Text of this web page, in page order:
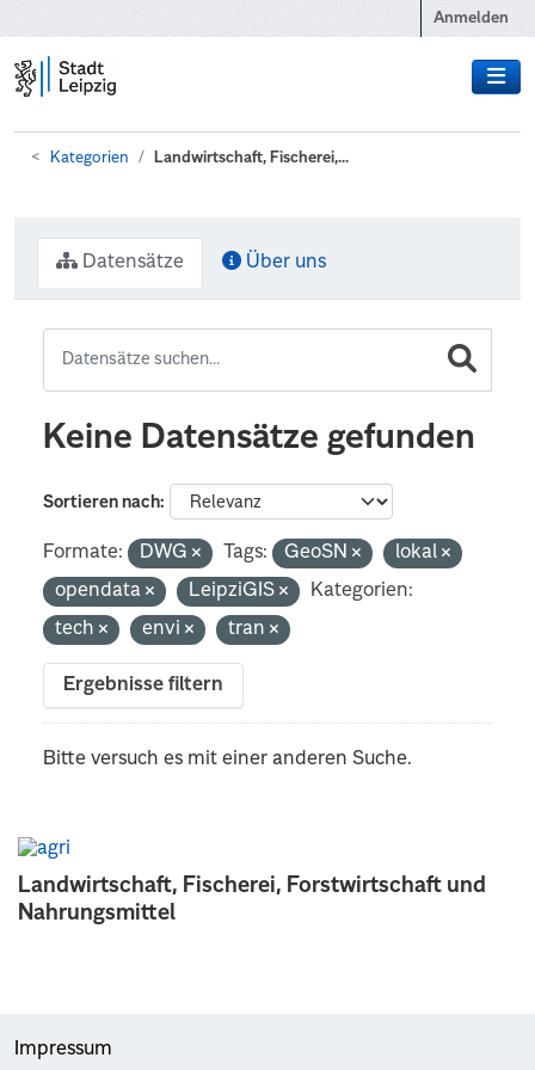
Anmelden
Kategorien Landwirtschaft, Fischerei,...
Landwirtschaft, Fischerei, Forstwirtschaft und
Nahrungsmittel
Datensätze Über uns
Keine Datensätze gefunden
Sortieren nach
Formate: DWG Tags: GeoSN
lokal
opendata
LeipziGIS
Kategorien:
tech
envi tran
Ergebnisse filtern
Bitte versuch es mit einer anderen Suche.
Impressum